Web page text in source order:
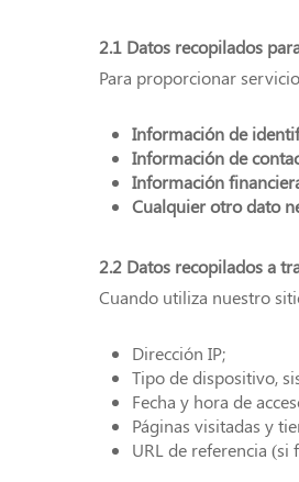
2.1 Datos recopilados
Para proporcionar
Información de
Información de
Información
Cualquier otro dato
2.2 Datos recopilados a
Cuando utiliza nuestro
Dirección IP;
Tipo de dispositivo,
Fecha y hora de
Páginas visitadas y
URL de referencia